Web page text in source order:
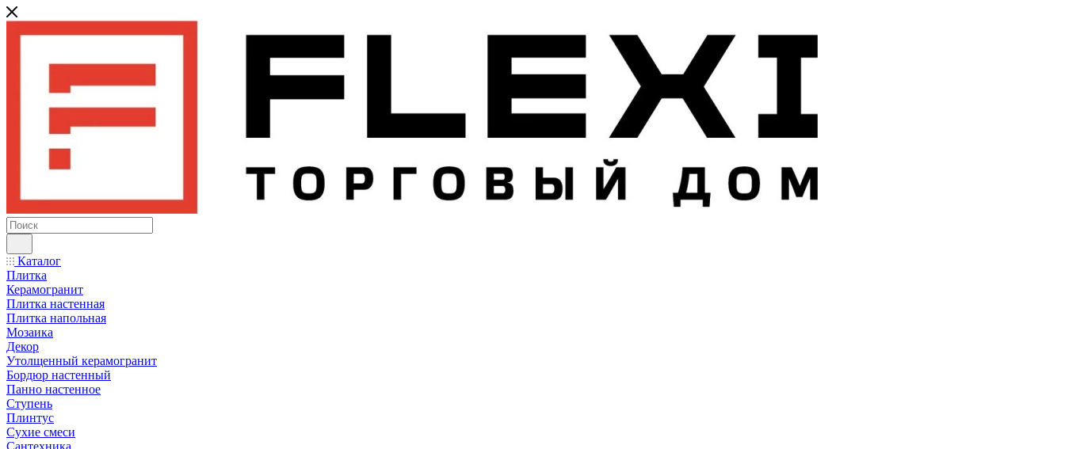
Каталог
Плитка
Керамогранит
Плитка настенная
Плитка напольная
Мозаика
Декор
Утолщенный керамогранит
Бордюр настенный
Панно настенное
Ступень
Плинтус
Сухие смеси
Сантехника